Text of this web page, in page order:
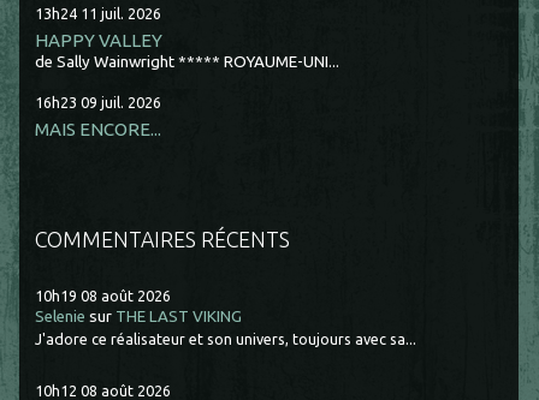
13h24 11 juil. 2026
HAPPY VALLEY
de Sally Wainwright ***** ROYAUME-UNI...
16h23 09 juil. 2026
MAIS ENCORE...
COMMENTAIRES RÉCENTS
10h19 08 août 2026
Selenie sur THE LAST VIKING
J'adore ce réalisateur et son univers, toujours avec sa...
10h12 08 août 2026